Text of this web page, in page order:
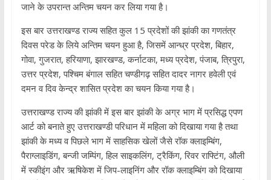
जाने के उपरान्त अन्तिम चयन कर लिया गया है।
इस बार उत्तराखण्ड राज्य सहित कुल 15 प्रदेशों की झांकी का गणतंत्र
दिवस परेड के लिये अन्तिम चयन हुआ है, जिसमें आन्ध्र प्रदेश, बिहार,
गोवा, गुजरात, हरियाणा, झारखण्ड, कर्नाटका, मध्य प्रदेश, पंजाब, त्रिपुरा,
उत्तर प्रदेश, पश्चिम बंगाल सहित चण्डीगढ़ सहित दादर नागर हवेली एवं
दमन व दिव केन्द्र शासित प्रदेश का चयन किया गया है।
उत्तराखण्ड राज्य की झांकी में इस बार झांकी के अग्र भाग में प्रसिद्ध एपण
आर्ट को बनाते हुए उत्तराखण्डी परिधान में महिला को दिखाया गया है तथा
झांकी के मध्य व पिछले भाग में साहसिक खेलों जैसे रॉक क्लाइम्बिंग,
पैराग्लाइडिंग, बन्जी जम्पिंग, हिल साइकलिंग, ट्रैकिंग, रिवर राफ्टिंग, औली
में स्कीइंग और ऋषिकेश में जिप-लाइनिंग और रॉक क्लाइम्बिंग को दिखाया